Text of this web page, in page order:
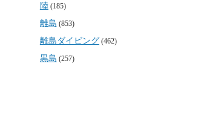
陸(185)
離島 (853)
離島ダイビング (462)
黒島 (257)